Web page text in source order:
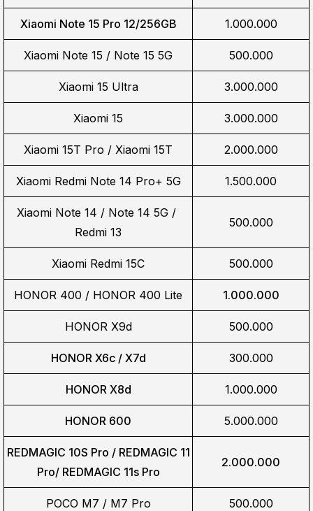
Xiaomi Note 15 Pro 12/256GB 1.000.000
Xiaomi Note 15 / Note 15 5G 500.000
Xiaomi 15 Ultra 3.000.000
Xiaomi 15 3.000.000
Xiaomi 15T Pro / Xiaomi 15T 2.000.000
Xiaomi Redmi Note 14 Pro+ 5G 1.500.000
Xiaomi Note 14 / Note 14 5G /
Redmi 13
500.000
Xiaomi Redmi 15C 500.000
HONOR 400 / HONOR 400 Lite 1.000.000
HONOR X9d 500.000
HONOR X6c / X7d 300.000
HONOR X8d 1.000.000
HONOR 600 5.000.000
REDMAGIC 10S Pro / REDMAGIC 11
Pro/ REDMAGIC 11s Pro
2.000.000
POCO M7 / M7 Pro 500.000